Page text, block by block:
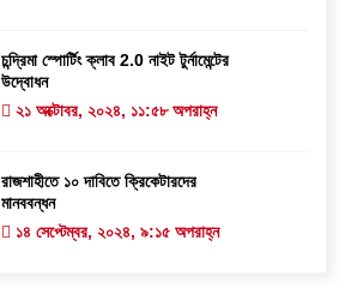
চন্দ্রিমা স্পোর্টিং ক্লাব 2.0 নাইট টুর্নামেন্টের
উদ্বোধন
২১ অক্টোবর, ২০২৪, ১১:৫৮ অপরাহ্ন
রাজশাহীতে ১০ দাবিতে ক্রিকেটারদের
মানববন্ধন
১৪ সেপ্টেম্বর, ২০২৪, ৯:১৫ অপরাহ্ন